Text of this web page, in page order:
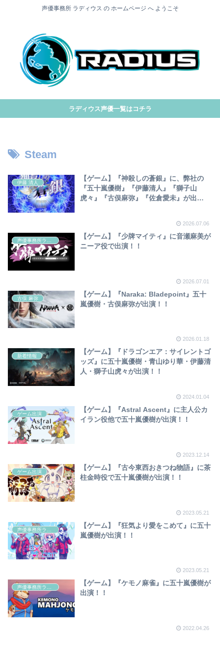
声優事務所 ラディウス の ホームページ へ ようこそ
ラディウス声優一覧はコチラ
Steam
伊藤 清人
【ゲーム】『神殺しの蒼銀』に、弊社の
『五十嵐優樹』『伊藤清人』『獅子山
虎々』『古俣麻弥』『佐倉愛未』が出
2026.07.06
【ゲーム】『少牌マイティ』に音瀬麻美が
ニーア役で出演！！
2026.07.01
古俣 麻弥
【ゲーム】『Naraka: Bladepoint』五十
嵐優樹・古俣麻弥が出演！！
2026.01.18
新着情報
【ゲーム】『ドラゴンエア：サイレントゴ
ッズ』に五十嵐優樹・青山ゆり華・伊藤清
人・獅子山虎々が出演！！
2024.01.04
ゲーム出演
【ゲーム】『Astral Ascent』に主人公カ
イラン役他で五十嵐優樹が出演！！
2023.12.14
ゲーム出演
【ゲーム】『古今東西おきつね物語』に茶
柱金時役で五十嵐優樹が出演！！
2023.05.21
【ゲーム】『狂気より愛をこめて』に五十
嵐優樹が出演！！
2023.05.21
声優事務所ラディウス
【ゲーム】『ケモノ麻雀』に五十嵐優樹が
出演！！
2022.04.26